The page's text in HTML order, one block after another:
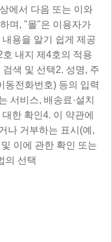
에서 다음 또는 이와
며, "몰"은 이용자가
용을 알기 쉽게 제공
내지 제4호의 적용
색 및 선택2. 성명, 주
동전화번호) 등의 입력
서비스, 배송료·설치
한 확인4. 이 약관에
나 거부하는 표시(예,
이에 관한 확인 또는
의 선택